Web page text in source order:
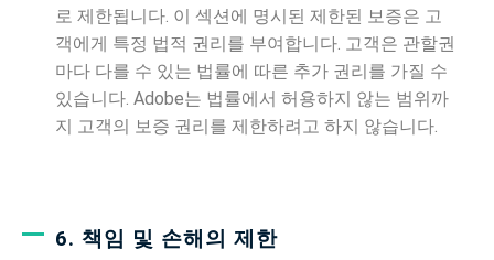
로 제한됩니다. 이 섹션에 명시된 제한된 보증은 고
객에게 특정 법적 권리를 부여합니다. 고객은 관할권
마다 다를 수 있는 법률에 따른 추가 권리를 가질 수
있습니다. Adobe는 법률에서 허용하지 않는 범위까
지 고객의 보증 권리를 제한하려고 하지 않습니다.
6. 책임 및 손해의 제한